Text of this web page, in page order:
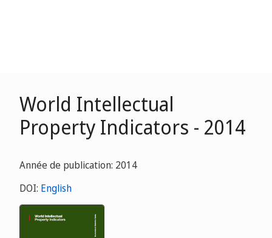
World Intellectual
Property Indicators - 2014
Année de publication: 2014
DOI: English